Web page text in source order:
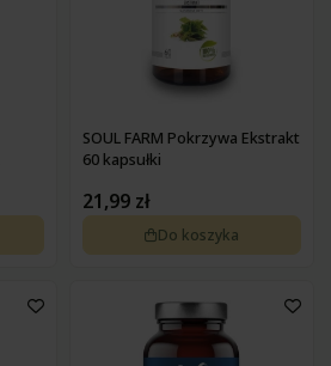
SOUL FARM Pokrzywa Ekstrakt
60 kapsułki
21,99 zł
Do koszyka